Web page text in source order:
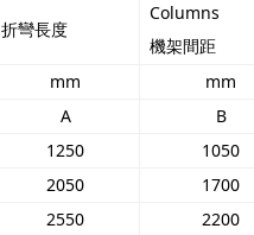
折彎長度
Columns
機架間距
mm
mm
A
B
1250
1050
2050
1700
2550 2200